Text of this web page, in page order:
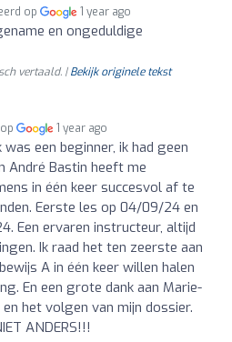
op 1 year ago
en ongeduldige
vertaald. |Bekijk originele tekst
1 year ago
was een beginner, ik had geen
André Bastin heeft me
in één keer succesvol af te
Eerste les op 04/09/24 en
Een ervaren instructeur, altijd
Ik raad het ten zeerste aan
A in één keer willen halen
En een grote dank aan Marie-
het volgen van mijn dossier.
ANDERS!!!